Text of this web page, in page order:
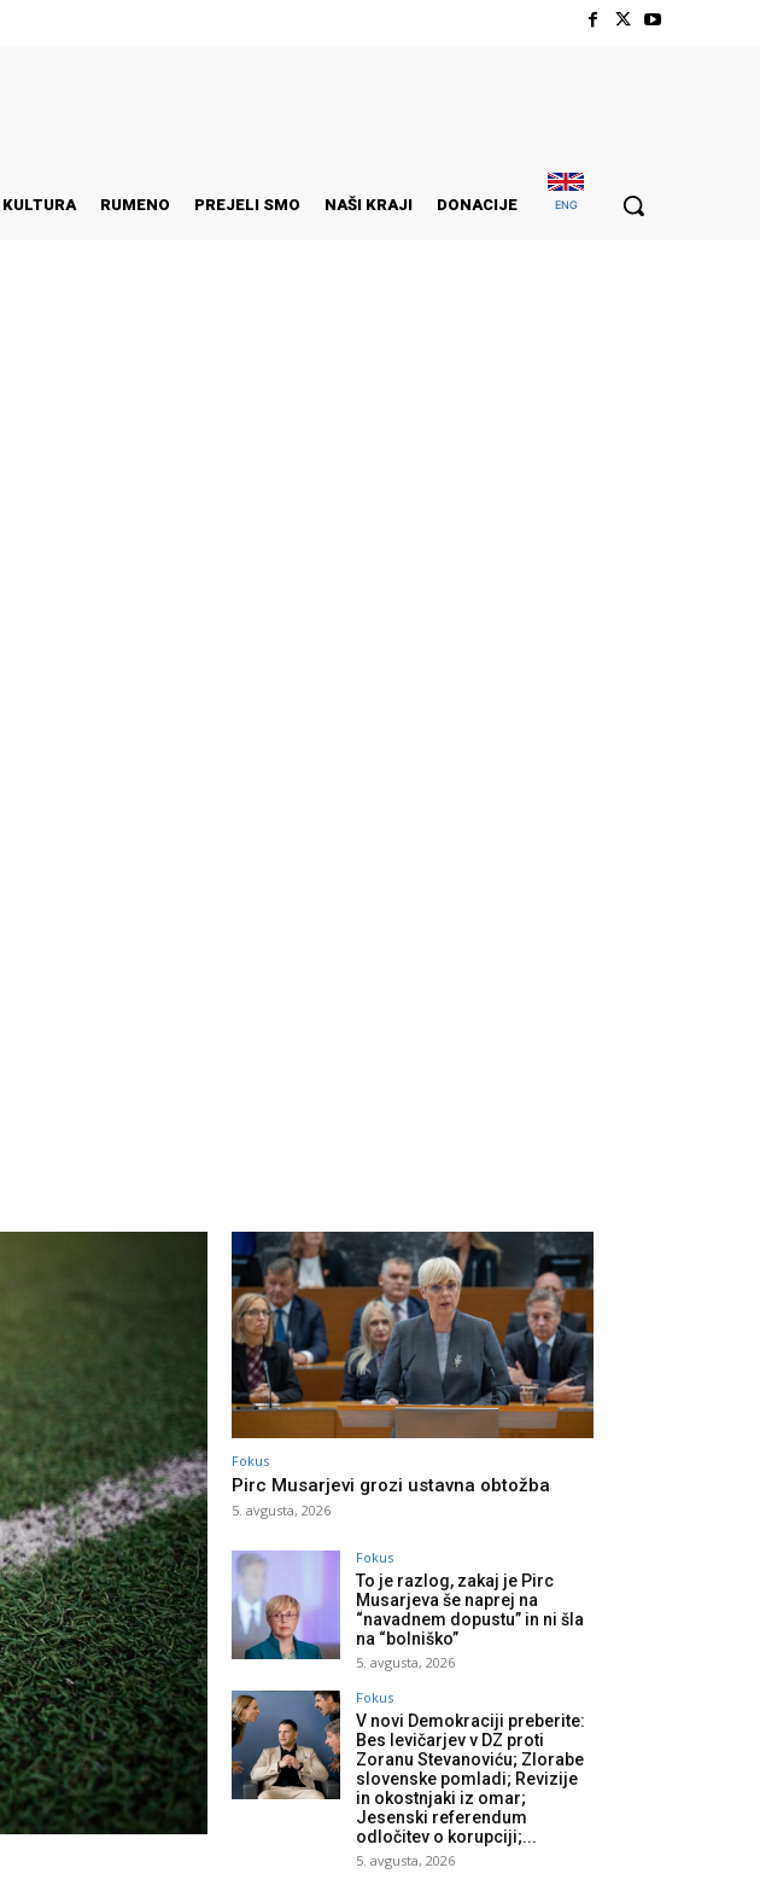
KULTURA RUMENO PREJELI SMO NAŠI KRAJI DONACIJE ENG
Fokus
Pirc Musarjevi grozi ustavna obtožba
5. avgusta, 2026
Fokus
To je razlog, zakaj je Pirc
Musarjeva še naprej na
“navadnem dopustu” in ni šla
na “bolniško”
5. avgusta, 2026
Fokus
V novi Demokraciji preberite:
Bes levičarjev v DZ proti
Zoranu Stevanoviću; Zlorabe
slovenske pomladi; Revizije
in okostnjaki iz omar;
Jesenski referendum
odločitev o korupciji;...
5. avgusta, 2026